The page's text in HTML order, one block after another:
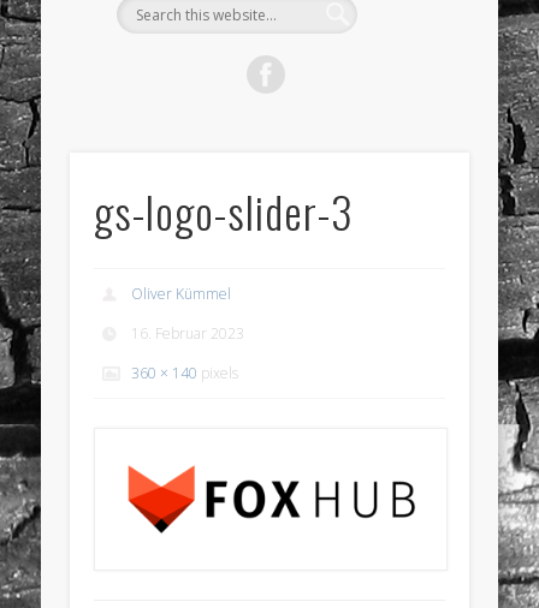
gs-logo-slider-3
Oliver Kümmel
16. Februar 2023
360 × 140 pixels